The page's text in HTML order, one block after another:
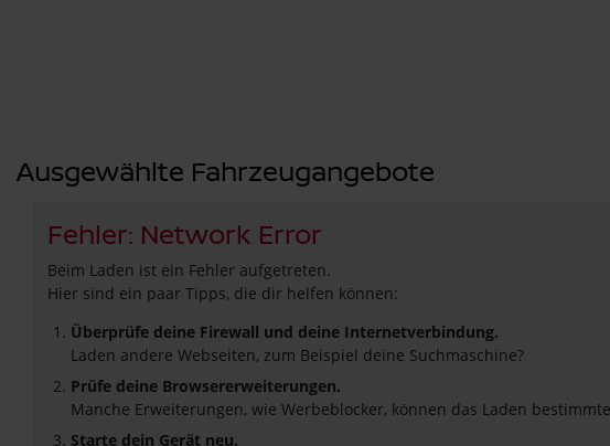
Ausgewählte Fahrzeugangebote
Fehler: Network Error
Beim Laden ist ein Fehler aufgetreten.
Hier sind ein paar Tipps, die dir helfen können:
Überprüfe deine Firewall und deine Internetverbindung.
Laden andere Webseiten, zum Beispiel deine Suchmaschine?
Prüfe deine Browsererweiterungen.
Manche Erweiterungen, wie Werbeblocker, können das Laden
Starte dein Gerät neu.